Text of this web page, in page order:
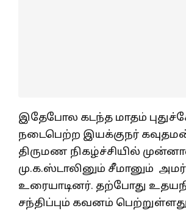
இதேபோல கடந்த மாதம்
நடைபெற்ற இயக்குநர்
திருமண நிகழ்ச்சியில்
மு.க.ஸ்டாலினும் சீமானும்
உரையாடினர். தற்போது
சந்திப்பும் கவனம்